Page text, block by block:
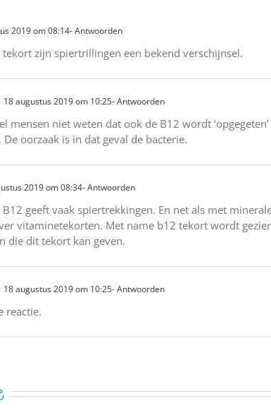
2019 om 08:14- Antwoorden
zijn spiertrillingen een bekend verschijnsel.
18 augustus 2019 om 10:25- Antwoorden
mensen niet weten dat ook de B12 wordt
oorzaak is in dat geval de bacterie.
2019 om 08:34- Antwoorden
geeft vaak spiertrekkingen. En net als met
vitaminetekorten. Met name b12 tekort wordt
die dit tekort kan geven.
18 augustus 2019 om 10:25- Antwoorden
reactie.